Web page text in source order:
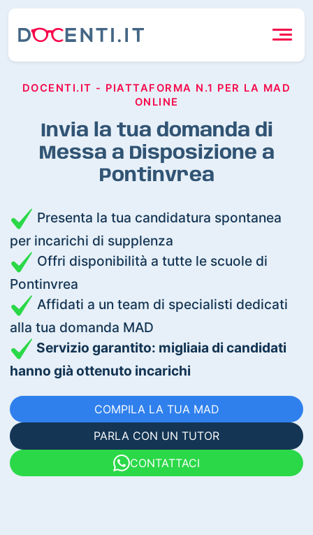
DOCENTI.IT - PIATTAFORMA N.1 PER LA MAD
ONLINE
Invia la tua domanda di
Messa a Disposizione a
Pontinvrea
Presenta la tua candidatura spontanea
per incarichi di supplenza
Offri disponibilità a tutte le scuole di
Pontinvrea
Affidati a un team di specialisti dedicati
alla tua domanda MAD
Servizio garantito: migliaia di candidati
hanno già ottenuto incarichi
COMPILA LA TUA MAD
PARLA CON UN TUTOR
CONTATTACI